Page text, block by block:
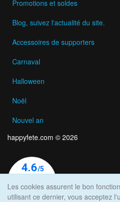
Promotions et soldes
Blog, suivez l'actualité du site.
Accessoires de supporters
Carnaval
Halloween
Noël
Nouvel an
happyfete.com © 2026
Les cookies assurent le bon
utilisant ce dernier, vous acceptez